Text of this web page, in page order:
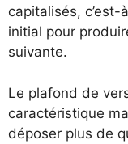
capitalisés, c’est-
initial pour
suivante.
Le plafond de
caractéristique
déposer plus de